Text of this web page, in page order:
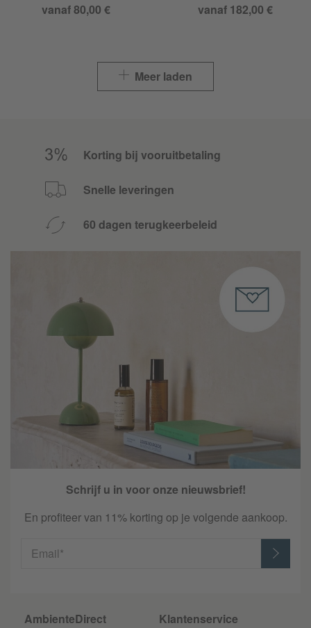
vanaf 80,00 €
vanaf 182,00 €
Meer laden
Korting bij vooruitbetaling
Snelle leveringen
60 dagen terugkeerbeleid
Schrijf u in voor onze nieuwsbrief!
En profiteer van 11% korting op je volgende aankoop.
Email*
AmbienteDirect
Klantenservice